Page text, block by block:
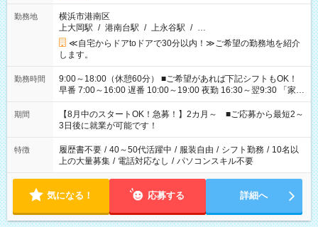
勤務地
横浜市港南区
上大岡駅 / 港南台駅 / 上永谷駅 / …
≪自宅からドアtoドアで30分以内！≫ご希望の勤務地を紹介
します。
勤務時間
9:00～18:00（休憩60分） ■ご希望があれば下記シフトもOK！
早番 7:00～16:00 遅番 10:00～19:00 夜勤 16:30～翌9:30 「家族
と休みを合わせたい」 「余裕を持って夕飯の準備がしたい」
「できれば残業はしたくない」 など、ご希望を教えてください
ね。 ※Wワーク希望の方へ 今ご覧のお仕事で希望する勤務時間
と、もう1つのお仕事の勤務時間。 合計で週40時間を超える場
合は応募できません。
期間
【8月中のスタートOK！急募！】2カ月～ ■ご応募から最短2～
3日後に就業が可能です！
特徴 履歴書不要 / 40～50代活躍中 / 服装自由 / シフト勤務 / 10名以
上の大量募集 / 電話対応なし / パソコンスキル不要
気になる！ 応募する 詳細へ